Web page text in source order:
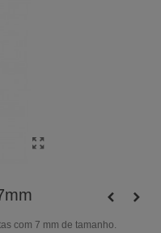
com 7 mm de tamanho.